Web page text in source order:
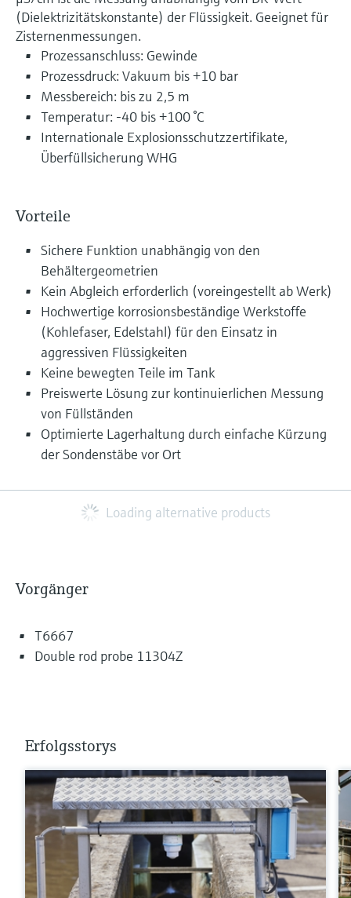
(Dielektrizitätskonstante) der Flüssigkeit. Geeignet für
Zisternenmessungen.
Prozessanschluss: Gewinde
Prozessdruck: Vakuum bis +10 bar
Messbereich: bis zu 2,5 m
Temperatur: -40 bis +100 °C
Internationale Explosionsschutzzertifikate,
Überfüllsicherung WHG
Vorteile
Sichere Funktion unabhängig von den
Behältergeometrien
Kein Abgleich erforderlich (voreingestellt ab Werk)
Hochwertige korrosionsbeständige Werkstoffe
(Kohlefaser, Edelstahl) für den Einsatz in
aggressiven Flüssigkeiten
Keine bewegten Teile im Tank
Preiswerte Lösung zur kontinuierlichen Messung
von Füllständen
Optimierte Lagerhaltung durch einfache Kürzung
der Sondenstäbe vor Ort
Loading alternative products
Vorgänger
T6667
Double rod probe 11304Z
Erfolgsstorys